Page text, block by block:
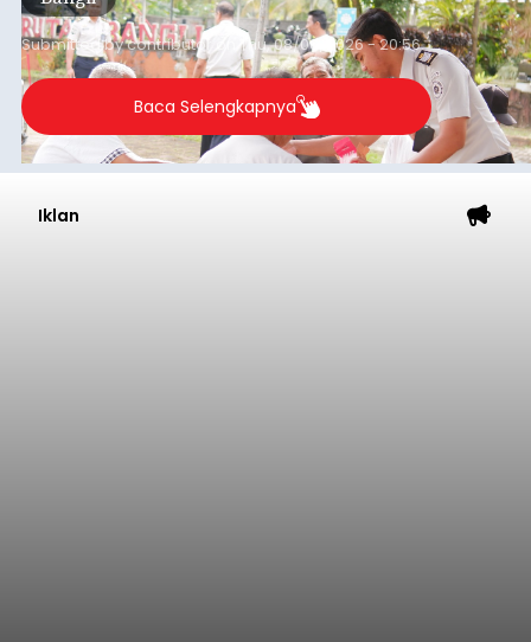
Submitted bycontributor Thu, 08/06/2026 - 20:56
Baca Selengkapnya
Iklan